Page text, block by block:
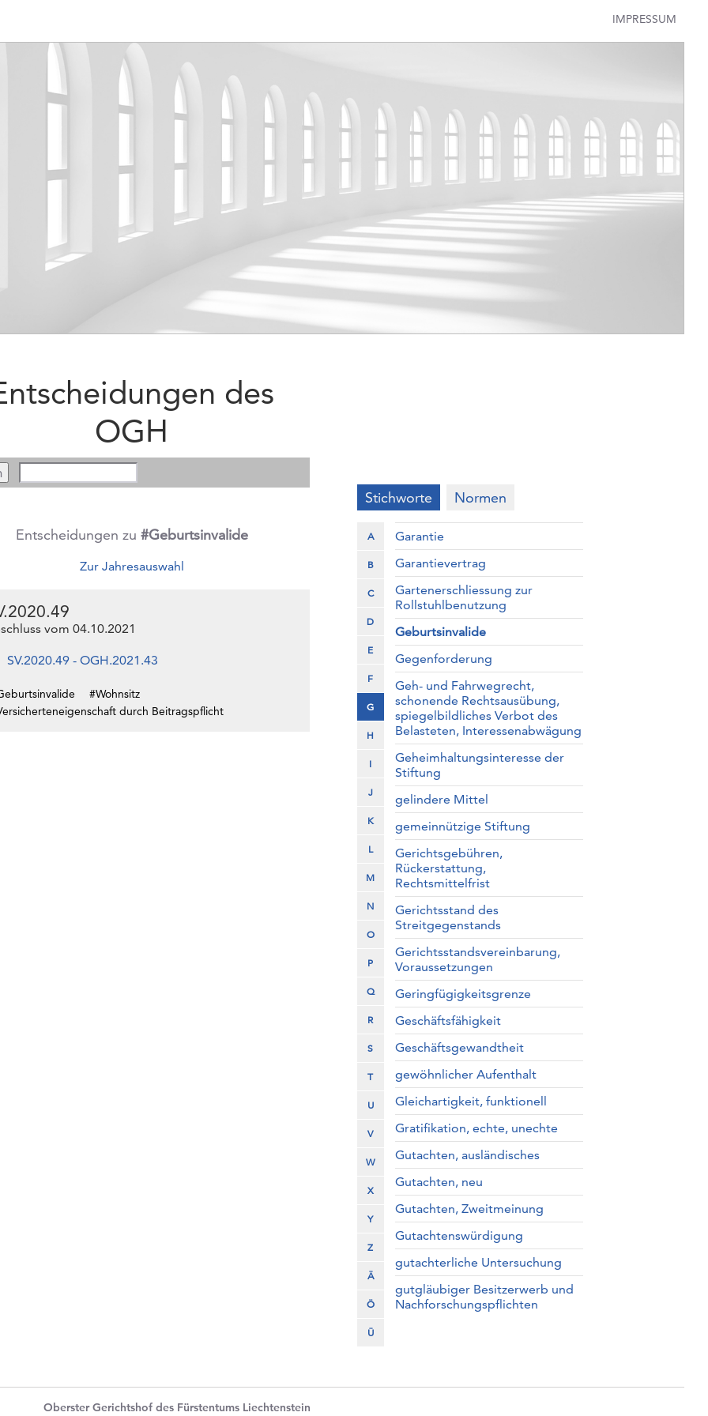
IMPRESSUM
des
OGH
Entscheidungen zu #Geburtsinvalide
Zur Jahresauswahl
vom 04.10.2021
SV.2020.49 - OGH.2021.43
#Wohnsitz
durch Beitragspflicht
Stichworte Normen
A
B
C
D
E
F
G
H
I
J
K
L
M
N
O
P
Q
R
S
T
U
V
W
X
Y
Z
Ä
Ö
Ü
Garantie
Garantievertrag
Gartenerschliessung zur
Rollstuhlbenutzung
Geburtsinvalide
Gegenforderung
Geh- und Fahrwegrecht,
schonende Rechtsausübung,
spiegelbildliches Verbot des
Belasteten, Interessenabwägung
Geheimhaltungsinteresse der
Stiftung
gelindere Mittel
gemeinnützige Stiftung
Gerichtsgebühren,
Rückerstattung,
Rechtsmittelfrist
Gerichtsstand des
Streitgegenstands
Gerichtsstandsvereinbarung,
Voraussetzungen
Geringfügigkeitsgrenze
Geschäftsfähigkeit
Geschäftsgewandtheit
gewöhnlicher Aufenthalt
Gleichartigkeit, funktionell
Gratifikation, echte, unechte
Gutachten, ausländisches
Gutachten, neu
Gutachten, Zweitmeinung
Gutachtenswürdigung
gutachterliche Untersuchung
gutgläubiger Besitzerwerb und
Nachforschungspflichten
Oberster Gerichtshof des Fürstentums Liechtenstein